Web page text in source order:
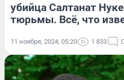
убийца Салтанат
тюрьмы. Всё, что
11 ноября, 2024, 05:20 1 833